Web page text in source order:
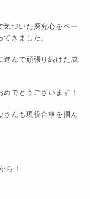
気づいた探究心をベー
きました。
進んで頑張り続けた成
でとうございます！
んも現役合格を掴ん
ら！